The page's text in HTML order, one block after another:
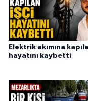
Elektrik akımına
hayatını kaybetti